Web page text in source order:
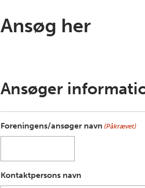
Ansøg her
Ansøger
Foreningens/ansøger navn (Påkrævet)
Kontaktpersons navn